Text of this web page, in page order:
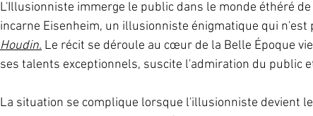
L'Illusionniste immerge le public dans le monde éthéré
incarne Eisenheim, un illusionniste énigmatique qui n'est
Houdin. Le récit se déroule au cœur de la Belle Époque
ses talents exceptionnels, suscite l'admiration du public
La situation se complique lorsque l'illusionniste devient